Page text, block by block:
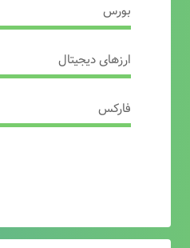
بورس
ارزهای دیجیتال
فارکس